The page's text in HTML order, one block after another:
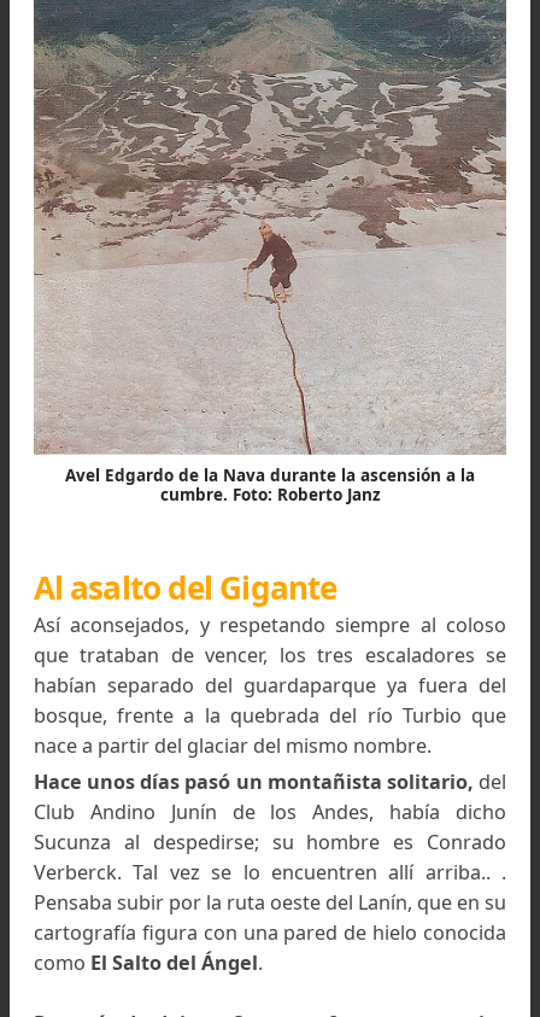
sobre ella anuncia tormenta en puerta. En caso
emergencia, busquen siempre algún hueco
las rocas y aten las mochilas a las piquetas
en el hielo.
Avel Edgardo de la Nava durante la ascensión a la